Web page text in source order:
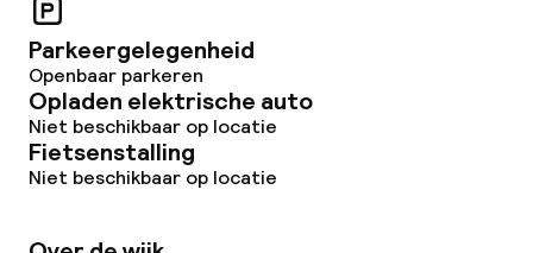
Parkeergelegenheid
Openbaar parkeren
Opladen elektrische auto
Niet beschikbaar op locatie
Fietsenstalling
Niet beschikbaar op locatie